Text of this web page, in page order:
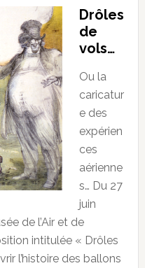
Drôles
de
vols…
Ou la
caricatur
e des
expérien
ces
aérienne
s… Du 27
juin
de l’Air et de
intitulée « Drôles
l’histoire des ballons